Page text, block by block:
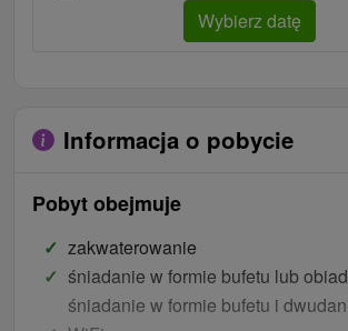
Wybierz datę
Informacja o pobycie
Pobyt obejmuje
zakwaterowanie
śniadanie w formie bufetu lub
śniadanie w formie bufetu i